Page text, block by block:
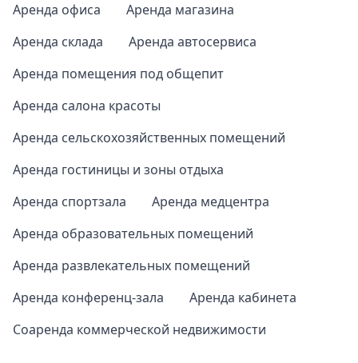
Аренда офиса
Аренда магазина
Аренда склада
Аренда автосервиса
Аренда помещения под общепит
Аренда салона красоты
Аренда сельскохозяйственных помещений
Аренда гостиницы и зоны отдыха
Аренда спортзала
Аренда медцентра
Аренда образовательных помещений
Аренда развлекательных помещений
Аренда конференц-зала
Аренда кабинета
Соаренда коммерческой недвижимости